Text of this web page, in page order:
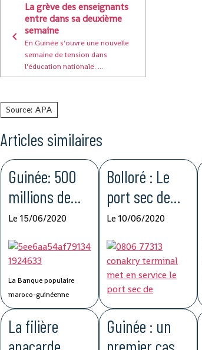
La grève des enseignants
entre dans sa deuxième
semaine
En Guinée s'ouvre une nouvelle
semaine de tension dans
l'éducation nationale. ...
Source: APA
Articles similaires
Guinée: 500
millions de
francs
guinéens du
Groupe BCP
pour lutter
contre la
Covid-19
Le 15/06/2020
La Banque populaire
maroco-guinéenne
(BPMG), une filiale de
Groupe Banque centrale
Bolloré : Le
port sec de
Kagbelen pour
améliorer la
compétitivité
de la chaîne
logistique
Le 10/06/2020
La filière
Guinée : un